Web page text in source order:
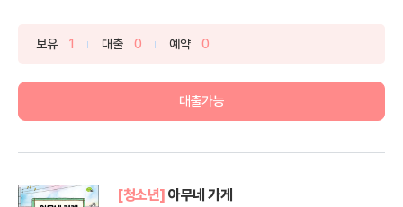
보유 1 대출 0 예약 0
대출가능
[청소년] 아무네 가게